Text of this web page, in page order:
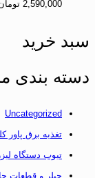
2,590,000
سبد خرید
دسته بندی
Uncategorized
تغذیه برق پاور
تیوب دستگاه لیزر
چیلر و قطعات